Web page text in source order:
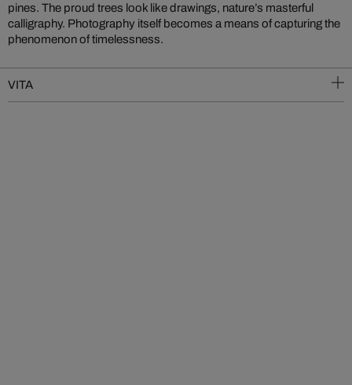
pines. The proud trees look like drawings, nature’s masterful
calligraphy. Photography itself becomes a means of capturing the
phenomenon of timelessness.
VITA